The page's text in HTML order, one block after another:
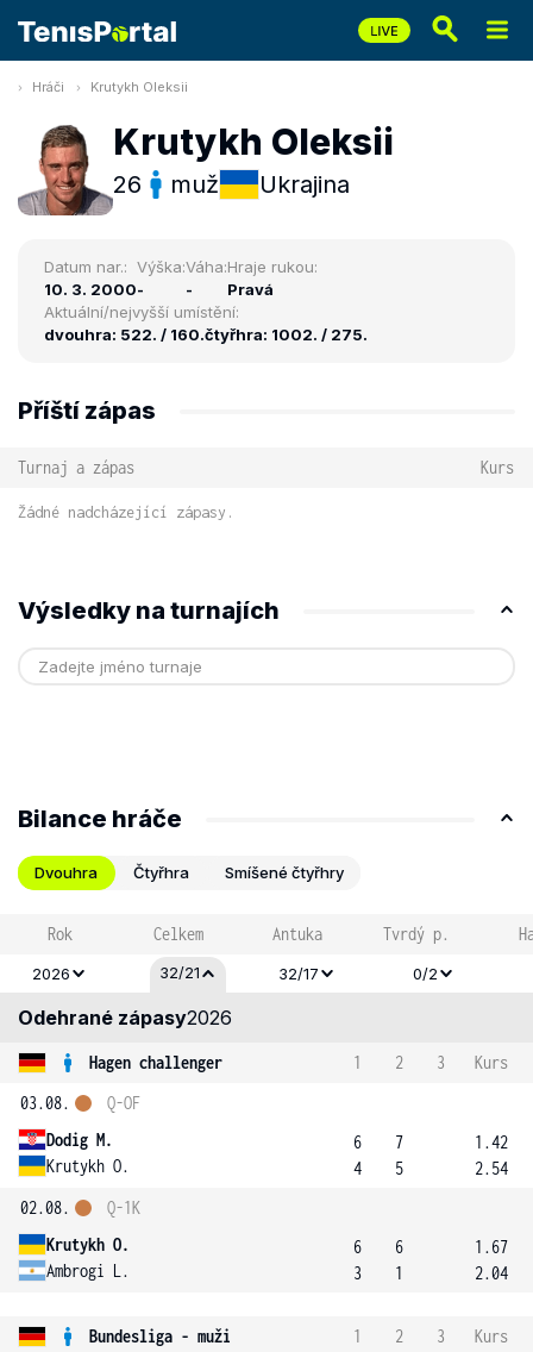
Hráči Krutykh Oleksii
Krutykh Oleksii
26 muž Ukrajina
Datum nar.:
10. 3. 2000
Výška:
-
Váha:
-
Hraje rukou:
Pravá
Aktuální/nejvyšší umístění:
dvouhra: 522. / 160.čtyřhra: 1002. / 275.
Příští zápas
Turnaj a zápas Kurs
Žádné nadcházející zápasy.
Výsledky na turnajích
Bilance hráče
Dvouhra Čtyřhra Smíšené čtyřhry
Rok Celkem Antuka Tvrdý p.
2026 32/21 32/17 0/2
Odehrané zápasy2026
Hagen challenger 1 2 3
Kurs
03.08.
Dodig M.
Krutykh O.
Q-OF
6
4
7
5
1.42
2.54
02.08.
Krutykh O.
Ambrogi L.
Q-1K
6
3
6
1
1.67
2.04
Bundesliga - muži 1 2 3
Kurs